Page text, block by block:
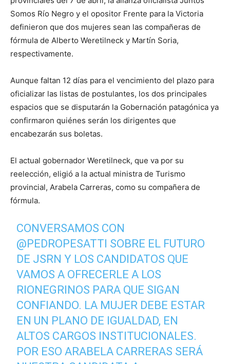
Somos Río Negro y el opositor Frente para la Victoria
definieron que dos mujeres sean las compañeras de
fórmula de Alberto Weretilneck y Martín Soria,
respectivamente.
Aunque faltan 12 días para el vencimiento del plazo para
oficializar las listas de postulantes, los dos principales
espacios que se disputarán la Gobernación patagónica ya
confirmaron quiénes serán los dirigentes que
encabezarán sus boletas.
El actual gobernador Weretilneck, que va por su
reelección, eligió a la actual ministra de Turismo
provincial, Arabela Carreras, como su compañera de
fórmula.
CONVERSAMOS CON
@PEDROPESATTI SOBRE EL FUTURO
DE JSRN Y LOS CANDIDATOS QUE
VAMOS A OFRECERLE A LOS
RIONEGRINOS PARA QUE SIGAN
CONFIANDO. LA MUJER DEBE ESTAR
EN UN PLANO DE IGUALDAD, EN
ALTOS CARGOS INSTITUCIONALES.
POR ESO ARABELA CARRERAS SERÁ